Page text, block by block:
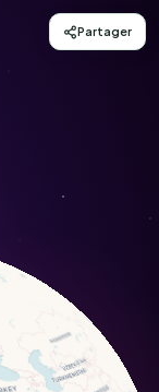
coreanus)
Partager